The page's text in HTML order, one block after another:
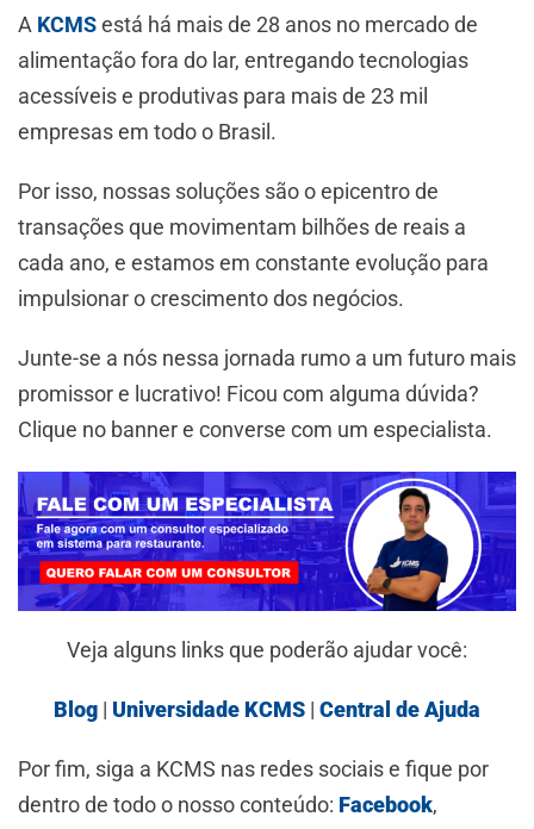
A KCMSestá há mais de 28 anos no mercado de
alimentação fora do lar, entregando tecnologias
acessíveis e produtivas para mais de 23 mil
empresas em todo o Brasil.
Por isso, nossas soluções são o epicentro de
transações que movimentam bilhões de reais a
cada ano, e estamos em constante evolução para
impulsionar o crescimento dos negócios.
Junte-se a nós nessa jornada rumo a um futuro mais
promissor e lucrativo! Ficou com alguma dúvida?
Clique no banner e converse com um especialista.
Veja alguns links que poderão ajudar você:
Blog | Universidade KCMS | Central de Ajuda
Por fim, siga a KCMS nas redes sociais e fique por
dentro de todo o nosso conteúdo: Facebook,